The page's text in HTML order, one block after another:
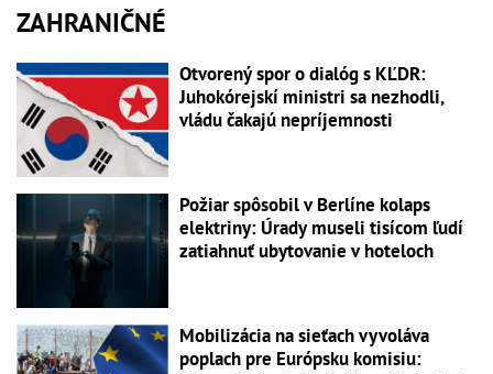
ZAHRANIČNÉ
Otvorený spor o dialóg s KĽDR:
Juhokórejskí ministri sa nezhodli,
vládu čakajú nepríjemnosti
Požiar spôsobil v Berlíne kolaps
elektriny: Úrady museli tisícom ľudí
zatiahnuť ubytovanie v hoteloch
Mobilizácia na sieťach vyvoláva
poplach pre Európsku komisiu: